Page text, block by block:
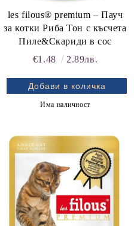
les filous® premium – Пауч
за котки Риба Тон с късчета
Пиле&Скариди в сос
€1.48
2.89лв.
Има наличност